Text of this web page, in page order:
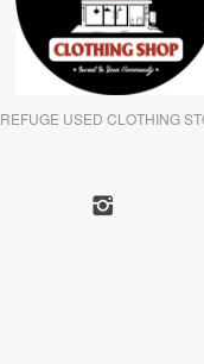
REFUGE USED CLOTHING